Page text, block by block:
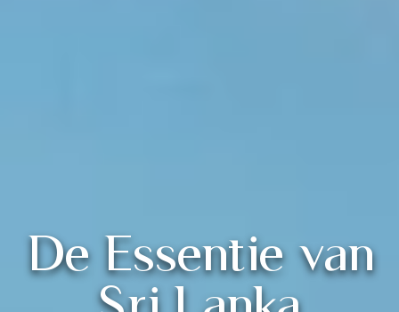
De Essentie van